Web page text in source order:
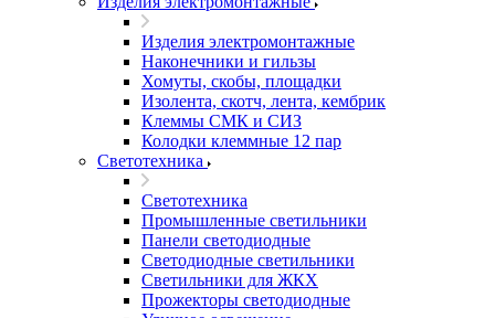
Изделия электромонтажные
Наконечники и гильзы
Хомуты, скобы, площадки
Изолента, скотч, лента, кембрик
Клеммы СМК и СИЗ
Колодки клеммные 12 пар
Светотехника
Светотехника
Промышленные светильники
Панели светодиодные
Светодиодные светильники
Светильники для ЖКХ
Прожекторы светодиодные